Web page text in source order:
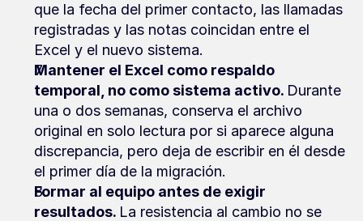
que la fecha del primer contacto, las llamadas
registradas y las notas coincidan entre el
Excel y el nuevo sistema.
Mantener el Excel como respaldo
temporal, no como sistema activo. Durante
una o dos semanas, conserva el archivo
original en solo lectura por si aparece alguna
discrepancia, pero deja de escribir en él desde
el primer día de la migración.
Formar al equipo antes de exigir
resultados. La resistencia al cambio no se